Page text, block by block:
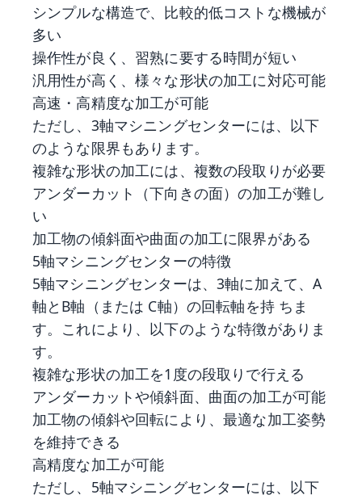
シンプルな構造で、比較的低コストな機械が
多い
操作性が良く、習熟に要する時間が短い
汎用性が高く、様々な形状の加工に対応可能
高速・高精度な加工が可能
ただし、3軸マシニングセンターには、以下
のような限界もあります。
複雑な形状の加工には、複数の段取りが必要
アンダーカット（下向きの面）の加工が難し
い
加工物の傾斜面や曲面の加工に限界がある
5軸マシニングセンターの特徴
5軸マシニングセンターは、3軸に加えて、A
軸とB軸（または C軸）の回転軸を持 ちま
す。これにより、以下のような特徴がありま
す。
複雑な形状の加工を1度の段取りで行える
アンダーカットや傾斜面、曲面の加工が可能
加工物の傾斜や回転により、最適な加工姿勢
を維持できる
高精度な加工が可能
ただし、5軸マシニングセンターには、以下